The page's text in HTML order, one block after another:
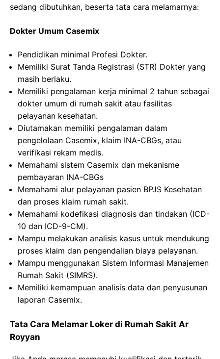
sedang dibutuhkan, beserta tata cara melamarnya:
Dokter Umum Casemix
Pendidikan minimal Profesi Dokter.
Memiliki Surat Tanda Registrasi (STR) Dokter yang
masih berlaku.
Memiliki pengalaman kerja minimal 2 tahun sebagai
dokter umum di rumah sakit atau fasilitas
pelayanan kesehatan.
Diutamakan memiliki pengalaman dalam
pengelolaan Casemix, klaim INA-CBGs, atau
verifikasi rekam medis.
Memahami sistem Casemix dan mekanisme
pembayaran INA-CBGs
Memahami alur pelayanan pasien BPJS Kesehatan
dan proses klaim rumah sakit.
Memahami kodefikasi diagnosis dan tindakan (ICD-
10 dan ICD-9-CM).
Mampu melakukan analisis kasus untuk mendukung
proses klaim dan pengendalian biaya pelayanan.
Mampu menggunakan Sistem Informasi Manajemen
Rumah Sakit (SIMRS).
Memiliki kemampuan analisis data dan penyusunan
laporan Casemix.
Tata Cara Melamar Loker di Rumah Sakit Ar
Royyan